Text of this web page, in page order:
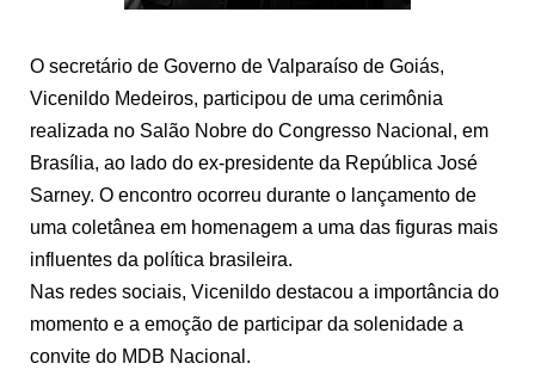
O secretário de Governo de Valparaíso de Goiás,
Vicenildo Medeiros, participou de uma cerimônia
realizada no Salão Nobre do Congresso Nacional, em
Brasília, ao lado do ex-presidente da República José
Sarney. O encontro ocorreu durante o lançamento de
uma coletânea em homenagem a uma das figuras mais
influentes da política brasileira.
Nas redes sociais, Vicenildo destacou a importância do
momento e a emoção de participar da solenidade a
convite do MDB Nacional.